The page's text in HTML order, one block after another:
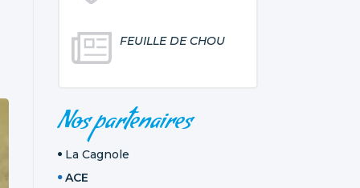
FEUILLE DE CHOU
Nos partenaires
La Cagnole
ACE